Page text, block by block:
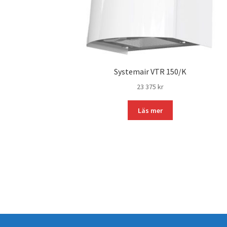
Systemair VTR 150/K
23 375 kr
Läs mer